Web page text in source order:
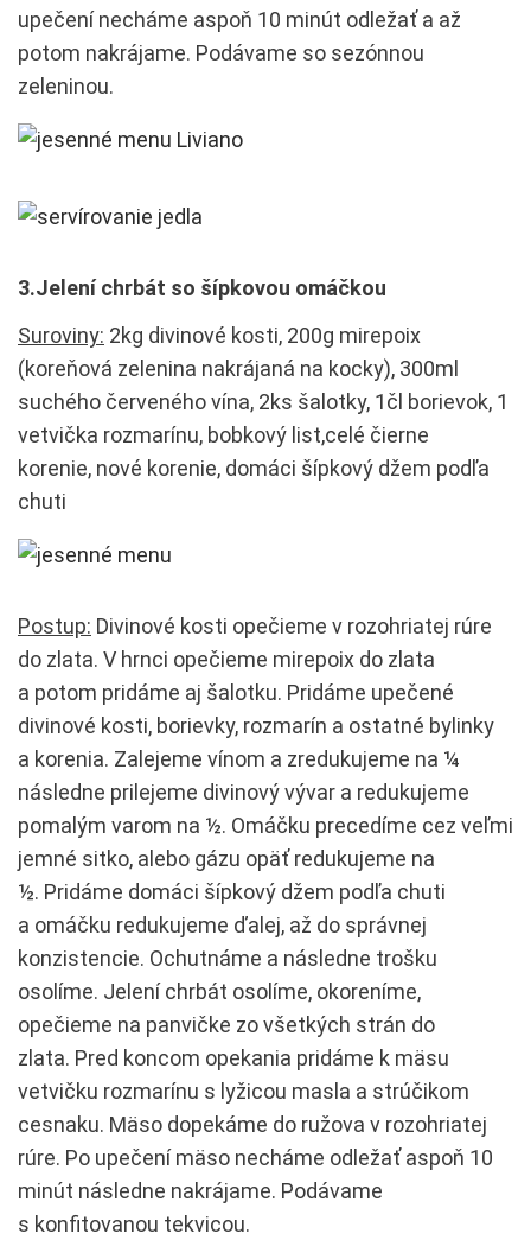
upečení necháme aspoň 10 minút odležať a až
potom nakrájame. Podávame so sezónnou
zeleninou.
3.Jelení chrbát so šípkovou omáčkou
Suroviny: 2kg divinové kosti, 200g mirepoix
(koreňová zelenina nakrájaná na kocky), 300ml
suchého červeného vína, 2ks šalotky, 1čl borievok, 1
vetvička rozmarínu, bobkový list,celé čierne
korenie, nové korenie, domáci šípkový džem podľa
chuti
Postup: Divinové kosti opečieme v rozohriatej rúre
do zlata. V hrnci opečieme mirepoix do zlata
a potom pridáme aj šalotku. Pridáme upečené
divinové kosti, borievky, rozmarín a ostatné bylinky
a korenia. Zalejeme vínom a zredukujeme na ¼
následne prilejeme divinový vývar a redukujeme
pomalým varom na ½. Omáčku precedíme cez veľmi
jemné sitko, alebo gázu opäť redukujeme na
½. Pridáme domáci šípkový džem podľa chuti
a omáčku redukujeme ďalej, až do správnej
konzistencie. Ochutnáme a následne trošku
osolíme. Jelení chrbát osolíme, okoreníme,
opečieme na panvičke zo všetkých strán do
zlata. Pred koncom opekania pridáme k mäsu
vetvičku rozmarínu s lyžicou masla a strúčikom
cesnaku. Mäso dopekáme do ružova v rozohriatej
rúre. Po upečení mäso necháme odležať aspoň 10
minút následne nakrájame. Podávame
s konfitovanou tekvicou.